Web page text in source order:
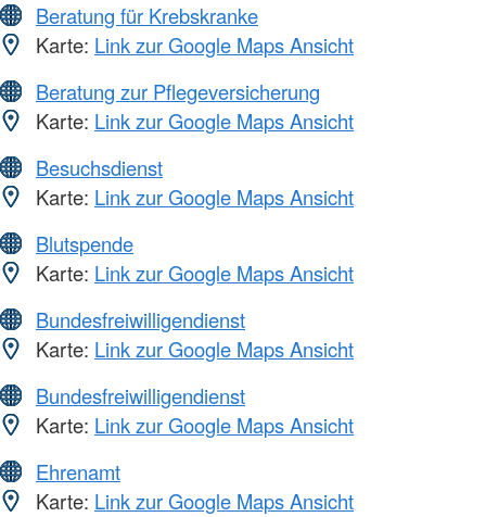
Beratung für Krebskranke
Karte: Link zur Google Maps Ansicht
Beratung zur Pflegeversicherung
Karte: Link zur Google Maps Ansicht
Besuchsdienst
Karte: Link zur Google Maps Ansicht
Blutspende
Karte: Link zur Google Maps Ansicht
Bundesfreiwilligendienst
Karte: Link zur Google Maps Ansicht
Bundesfreiwilligendienst
Karte: Link zur Google Maps Ansicht
Ehrenamt
Karte: Link zur Google Maps Ansicht